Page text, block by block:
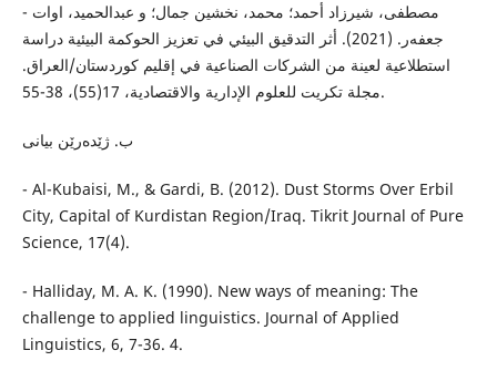
- مصطفى، شیرزاد أحمد؛ محمد، نخشین جمال؛ و عبدالحمید، اوات
جعفەر. (2021). أثر التدقيق البيئي في تعزيز الحوكمة البيئية دراسة
استطلاعية لعينة من الشركات الصناعية في إقليم كوردستان/العراق.
مجلة تكریت للعلوم الإداریة والاقتصادیة، 17(55)، 38-55.
ب. ژێدەرێن بیانی
- Al-Kubaisi, M., & Gardi, B. (2012). Dust Storms Over Erbil
City, Capital of Kurdistan Region/Iraq. Tikrit Journal of Pure
Science, 17(4).
- Halliday, M. A. K. (1990). New ways of meaning: The
challenge to applied linguistics. Journal of Applied
Linguistics, 6, 7-36. 4.